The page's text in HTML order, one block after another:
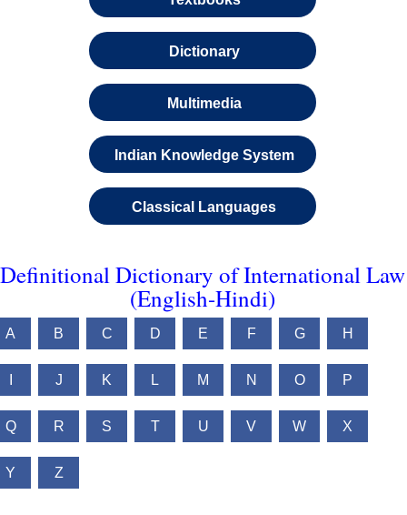
Dictionary
Multimedia
Indian Knowledge System
Classical Languages
Definitional Dictionary of International Law
(English-Hindi)
A B C D E F G H
J K L M N O P
Q R S T U V W X
Y Z